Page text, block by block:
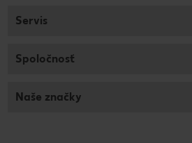
Servis
Spoločnosť
Naše značky